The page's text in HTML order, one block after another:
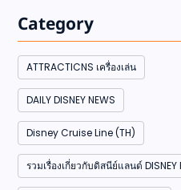
Category
ATTRACTICNS เครื่องเล่น
DAILY DISNEY NEWS
Disney Cruise Line (TH)
รวมเรื่องเกี่ยวกับดิสนีย์แลนด์ DISNEY